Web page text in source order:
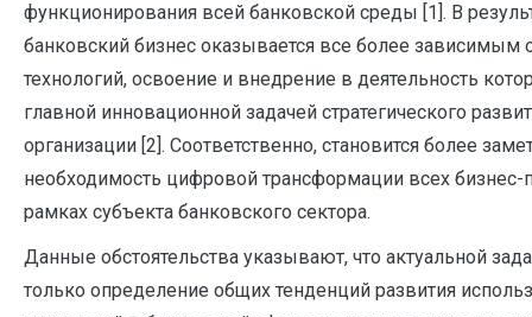
функционирования всей банковской среды [1]. В
банковский бизнес оказывается все более зависимым
технологий, освоение и внедрение в деятельность
главной инновационной задачей стратегического
организации [2]. Соответственно, становится более
необходимость цифровой трансформации всех бизнес-
рамках субъекта банковского сектора.
Данные обстоятельства указывают, что актуальной
только определение общих тенденций развития